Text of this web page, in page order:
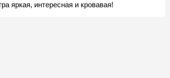
яркая, интересная и кровавая!